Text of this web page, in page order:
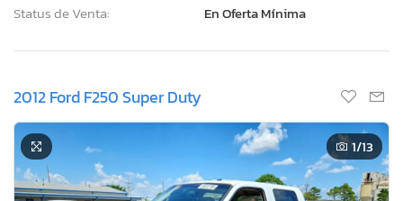
Status de Venta:
En Oferta Mínima
2012 Ford F250 Super Duty
1/13